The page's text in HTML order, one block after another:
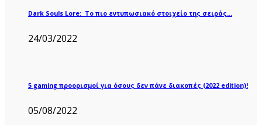
Dark Souls Lore: Το πιο εντυπωσιακό στοιχείο της σειράς…
24/03/2022
5 gaming προορισμοί για όσους δεν πάνε διακοπές (2022 edition)!
05/08/2022